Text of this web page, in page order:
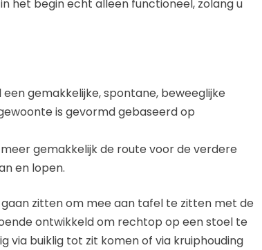
het begin echt alleen functioneel, zolang u
gemakkelijke, spontane, beweeglijke
is gevormd gebaseerd op
gemakkelijk de route voor de verdere
en lopen.
gaan zitten om mee aan tafel te zitten met de
ontwikkeld om rechtop op een stoel te
via buiklig tot zit komen of via kruiphouding